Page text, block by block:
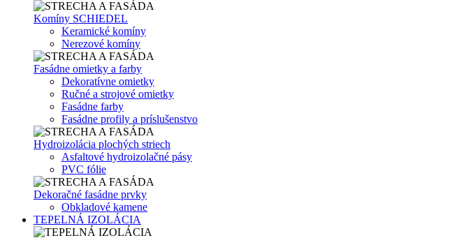
Komíny SCHIEDEL
Keramické komíny
Nerezové komíny
Fasádne omietky a farby
Dekoratívne omietky
Ručné a strojové omietky
Fasádne farby
Fasádne profily a príslušenstvo
Hydroizolácia plochých striech
Asfaltové hydroizolačné pásy
PVC fólie
Dekoračné fasádne prvky
Obkladové kamene
TEPELNÁ IZOLÁCIA